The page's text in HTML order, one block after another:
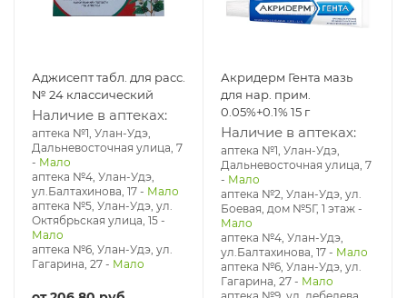
Аджисепт табл. для расс.
№ 24 классический
Наличие в аптеках:
аптека №1, Улан-Удэ,
Дальневосточная улица, 7
- Мало
аптека №4, Улан-Удэ,
ул.Балтахинова, 17 - Мало
аптека №5, Улан-Удэ, ул. ​
Октябрьская улица, 15 -
Мало
аптека №6, Улан-Удэ, ул.
Гагарина, 27 - Мало
Акридерм Гента мазь
для нар. прим.
0.05%+0.1% 15 г
Наличие в аптеках:
аптека №1, Улан-Удэ,
Дальневосточная улица, 7
- Мало
аптека №2, Улан-Удэ, ул.
Боевая, дом №5Г, 1 этаж -
Мало
аптека №4, Улан-Удэ,
ул.Балтахинова, 17 - Мало
аптека №6, Улан-Удэ, ул.
Гагарина, 27 - Мало